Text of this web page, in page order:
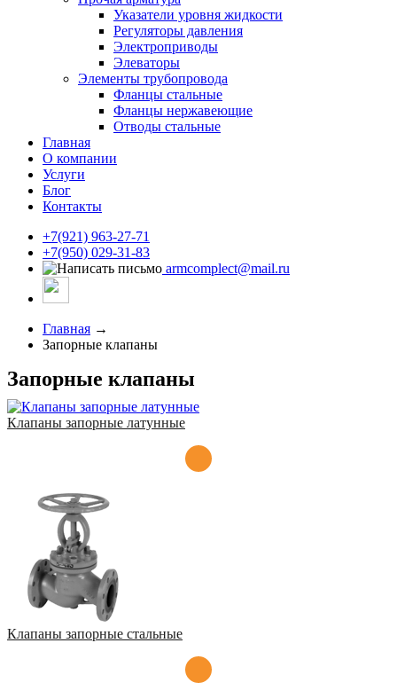
Указатели уровня жидкости
Регуляторы давления
Электроприводы
Элеваторы
Элементы трубопровода
Фланцы стальные
Фланцы нержавеющие
Отводы стальные
Главная
О компании
Услуги
Блог
Контакты
+7(921) 963-27-71
+7(950) 029-31-83
armcomplect@mail.ru
Главная →
Запорные клапаны
Запорные клапаны
Клапаны запорные латунные
Клапаны запорные стальные